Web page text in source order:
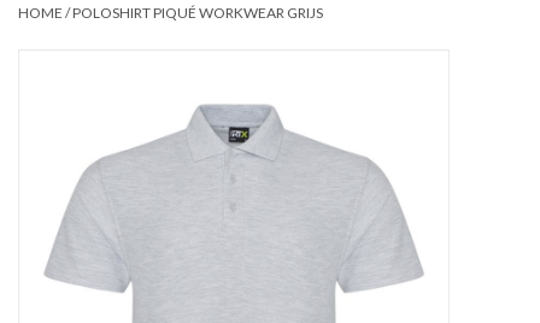
SINGLETS
OVERHEMDEN
HOME /POLOSHIRT PIQUÉ WORKWEAR GRIJS